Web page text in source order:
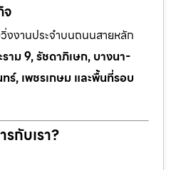
จ
งงานประจำบนถนนสายหลัก
าม 9, รัชดาภิเษก, บางนา-
ร์, เพชรเกษม และพื้นที่รอบ
รกับเรา?